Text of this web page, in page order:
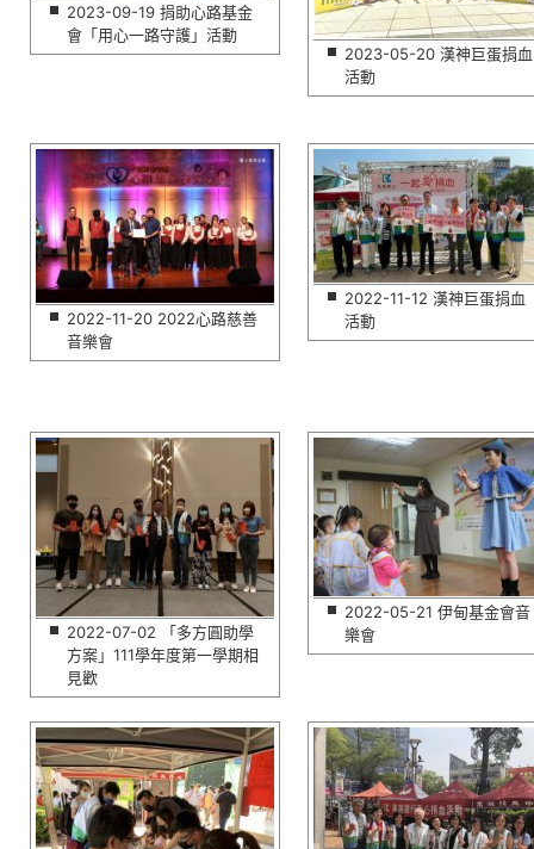
2023-09-19 捐助心路基金
會「用心一路守護」活動
2023-05-20 漢神巨蛋捐血
活動
2022-11-20 2022心路慈善
音樂會
2022-11-12 漢神巨蛋捐血
活動
2022-07-02 「多方圓助學
方案」111學年度第一學期相
見歡
2022-05-21 伊甸基金會音
樂會